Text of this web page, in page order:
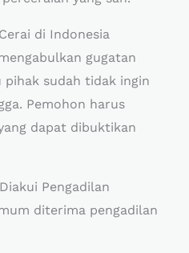
di Indonesia
gugatan
pihak sudah tidak ingin
Pemohon harus
dapat dibuktikan
Pengadilan
diterima pengadilan